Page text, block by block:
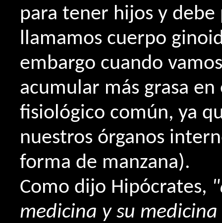
para tener hijos y
llamamos cuerpo
embargo cuando
acumular más grasa
fisiológico común, ya
nuestros órganos
forma de manzana).
Como dijo Hipócrates,
medicina y su